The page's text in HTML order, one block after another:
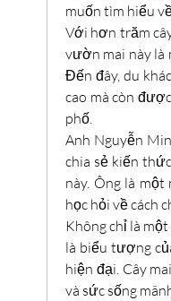
muốn tìm hiểu
Với hơn trăm
vườn mai này là
Đến đây, du
cao mà còn
phố.
Anh Nguyễn
chia sẻ kiến
này. Ông là
học hỏi về cách
Không chỉ là
là biểu tượng
hiện đại. Cây
và sức sống